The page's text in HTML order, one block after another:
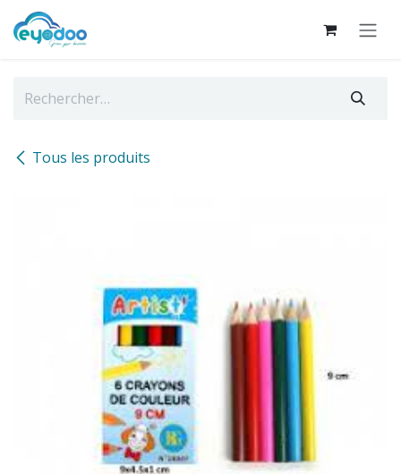
Se rendre au contenu
Tous les produits